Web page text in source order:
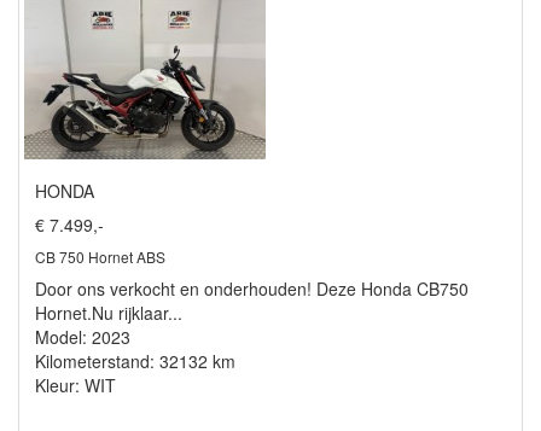
HONDA
€ 7.499,-
CB 750 Hornet ABS
Door ons verkocht en onderhouden! Deze Honda CB750
Hornet.Nu rijklaar...
Model: 2023
Kilometerstand: 32132 km
Kleur: WIT